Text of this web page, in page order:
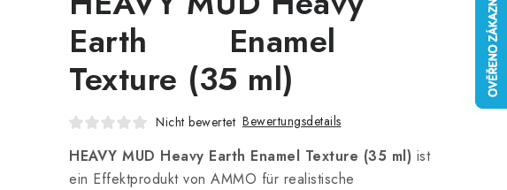
Earth Enamel
Texture (35 ml)
Nicht bewertet Bewertungsdetails
HEAVY MUD Heavy Earth Enamel Texture (35 ml) ist
ein Effektprodukt von AMMO für realistische